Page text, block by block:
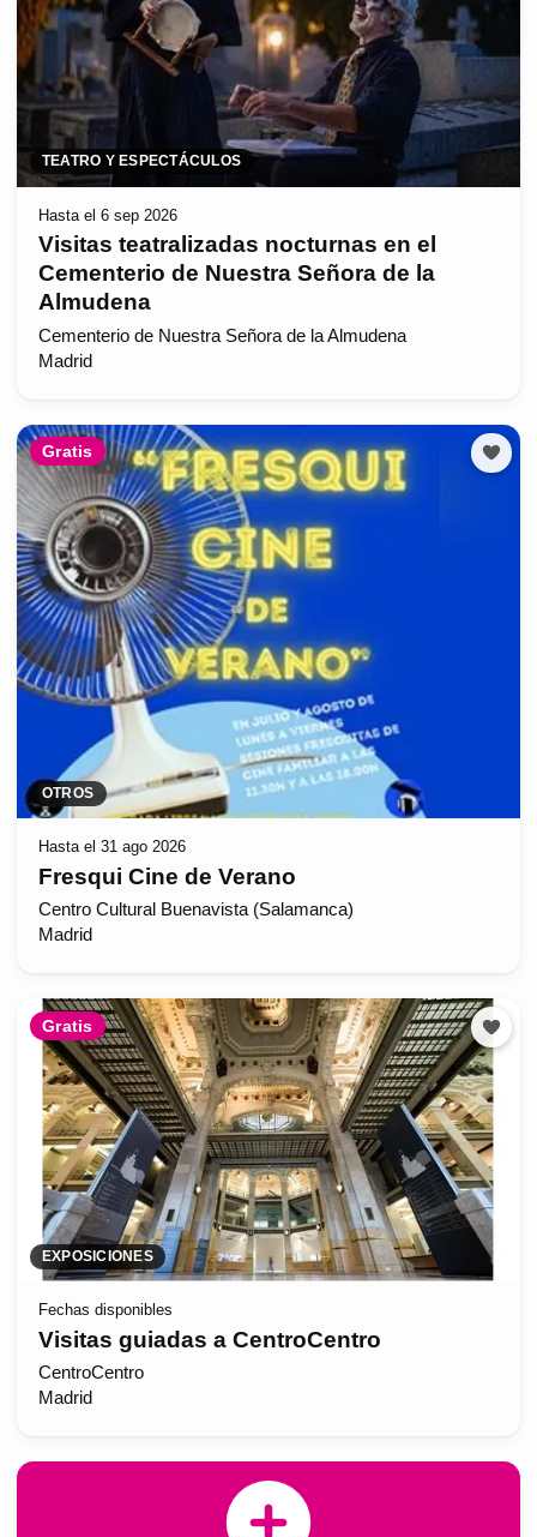
TEATRO Y ESPECTÁCULOS
Hasta el 6 sep 2026
Visitas teatralizadas nocturnas en el
Cementerio de Nuestra Señora de la
Almudena
Cementerio de Nuestra Señora de la Almudena
Madrid
Gratis
OTROS
Hasta el 31 ago 2026
Fresqui Cine de Verano
Centro Cultural Buenavista (Salamanca)
Madrid
Gratis
EXPOSICIONES
Fechas disponibles
Visitas guiadas a CentroCentro
CentroCentro
Madrid